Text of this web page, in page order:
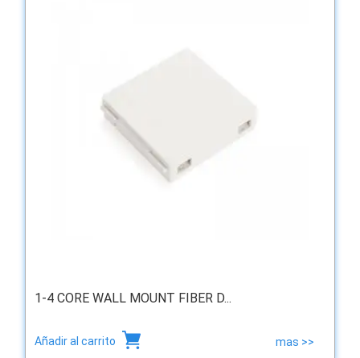
1-4 CORE WALL MOUNT FIBER D...
Añadir al carrito mas >>